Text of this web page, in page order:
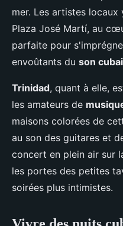
mer. Les artistes
Plaza José Martí, au
parfaite pour
envoûtants du son
Trinidad, quant à elle,
les amateurs de
maisons colorées de
au son des guitares et
concert en plein air sur
les portes des petites
soirées plus intimistes.